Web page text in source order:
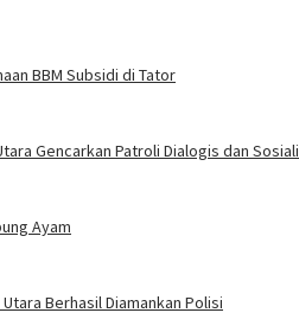
BBM Subsidi di Tator
Gencarkan Patroli Dialogis dan
Ayam
Berhasil Diamankan Polisi